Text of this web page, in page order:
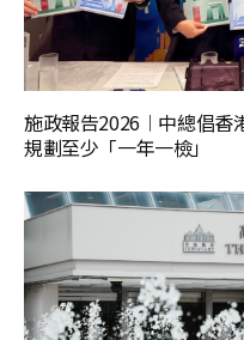
施政報告2026︱中總倡香
規劃至少「一年一檢」